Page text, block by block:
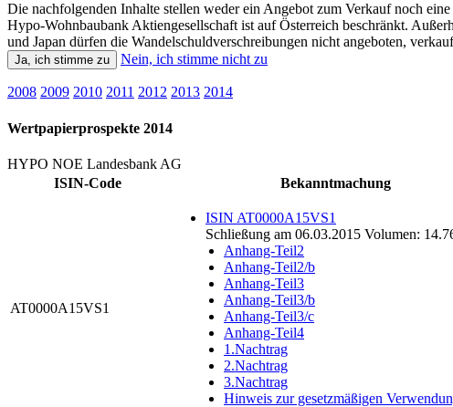
Die nachfolgenden Inhalte stellen weder ein Angebot zum Verkauf noch
Hypo-Wohnbaubank Aktiengesellschaft ist auf Österreich beschränkt.
und Japan dürfen die Wandelschuldverschreibungen nicht angeboten,
Ja, ich stimme zu Nein, ich stimme nicht zu
2008 2009 2010 2011 2012 2013 2014
Wertpapierprospekte 2014
HYPO NOE Landesbank AG
ISIN-Code
Bekanntmachung
AT0000A15VS1
ISIN AT0000A15VS1
Schließung am 06.03.2015 Volumen:
Anhang-Teil2
Anhang-Teil2/b
Anhang-Teil3
Anhang-Teil3/b
Anhang-Teil3/c
Anhang-Teil4
1.Nachtrag
2.Nachtrag
3.Nachtrag
Hinweis zur gesetzmäßigen